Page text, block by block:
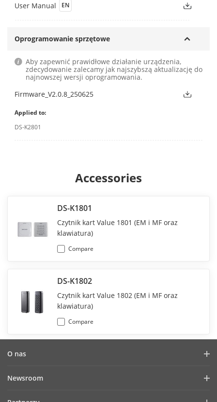
User Manual EN
Oprogramowanie sprzętowe
Aby zapewnić prawidłowe działanie urządzenia,
zdecydowanie zalecamy jak najszybszą aktualizację do
najnowszej wersji oprogramowania.
Firmware_V2.0.8_250625
Applied to:
DS-K2801
Accessories
DS-K1801
Czytnik kart Value 1801 (EM i MF oraz
klawiatura)
Compare
DS-K1802
Czytnik kart Value 1802 (EM i MF oraz
klawiatura)
Compare
O nas
Newsroom